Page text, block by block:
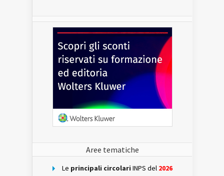
Aree tematiche
Le principali circolari INPS del 2026